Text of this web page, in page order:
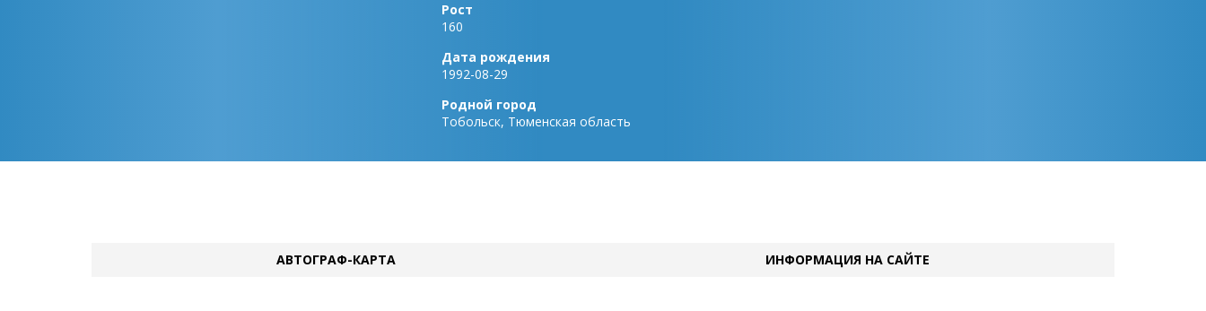
Рост
160
Дата рождения
1992-08-29
Родной город
Тобольск, Тюменская область
АВТОГРАФ-КАРТА ИНФОРМАЦИЯ НА САЙТЕ